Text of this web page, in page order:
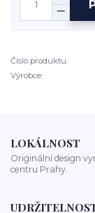
Číslo produktu:
Výrobce:
LOKÁLNOST
Originální design
centru Prahy.